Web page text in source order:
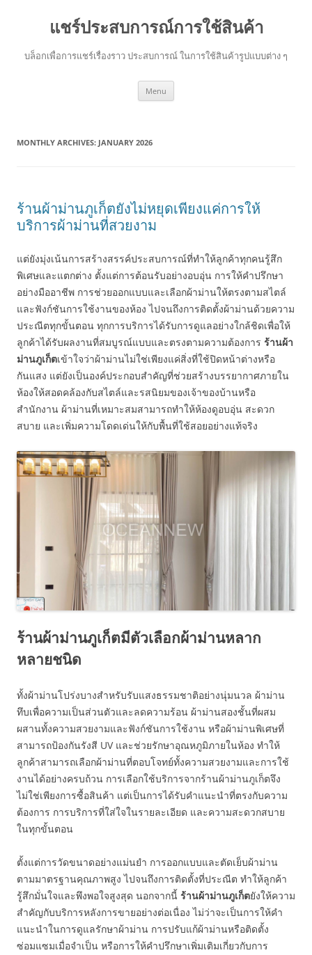
แชร์ประสบการณ์การใช้สินค้า
บล็อกเพื่อการแชร์เรื่องราว ประสบการณ์ ในการใช้สินค้ารูปแบบต่าง ๆ
Menu
MONTHLY ARCHIVES: JANUARY 2026
ร้านผ้าม่านภูเก็ตยังไม่หยุดเพียงแค่การให้
บริการผ้าม่านที่สวยงาม
แต่ยังมุ่งเน้นการสร้างสรรค์ประสบการณ์ที่ทำให้ลูกค้าทุกคนรู้สึก
พิเศษและแตกต่าง ตั้งแต่การต้อนรับอย่างอบอุ่น การให้คำปรึกษา
อย่างมืออาชีพ การช่วยออกแบบและเลือกผ้าม่านให้ตรงตามสไตล์
และฟังก์ชันการใช้งานของห้อง ไปจนถึงการติดตั้งผ้าม่านด้วยความ
ประณีตทุกขั้นตอน ทุกการบริการได้รับการดูแลอย่างใกล้ชิดเพื่อให้
ลูกค้าได้รับผลงานที่สมบูรณ์แบบและตรงตามความต้องการ ร้านผ้า
ม่านภูเก็ตเข้าใจว่าผ้าม่านไม่ใช่เพียงแค่สิ่งที่ใช้ปิดหน้าต่างหรือ
กันแสง แต่ยังเป็นองค์ประกอบสำคัญที่ช่วยสร้างบรรยากาศภายใน
ห้องให้สอดคล้องกับสไตล์และรสนิยมของเจ้าของบ้านหรือ
สำนักงาน ผ้าม่านที่เหมาะสมสามารถทำให้ห้องดูอบอุ่น สะดวก
สบาย และเพิ่มความโดดเด่นให้กับพื้นที่ใช้สอยอย่างแท้จริง
ร้านผ้าม่านภูเก็ตมีตัวเลือกผ้าม่านหลาก
หลายชนิด
ทั้งผ้าม่านโปร่งบางสำหรับรับแสงธรรมชาติอย่างนุ่มนวล ผ้าม่าน
ทึบเพื่อความเป็นส่วนตัวและลดความร้อน ผ้าม่านสองชั้นที่ผสม
ผสานทั้งความสวยงามและฟังก์ชันการใช้งาน หรือผ้าม่านพิเศษที่
สามารถป้องกันรังสี UV และช่วยรักษาอุณหภูมิภายในห้อง ทำให้
ลูกค้าสามารถเลือกผ้าม่านที่ตอบโจทย์ทั้งความสวยงามและการใช้
งานได้อย่างครบถ้วน การเลือกใช้บริการจากร้านผ้าม่านภูเก็ตจึง
ไม่ใช่เพียงการซื้อสินค้า แต่เป็นการได้รับคำแนะนำที่ตรงกับความ
ต้องการ การบริการที่ใส่ใจในรายละเอียด และความสะดวกสบาย
ในทุกขั้นตอน
ตั้งแต่การวัดขนาดอย่างแม่นยำ การออกแบบและตัดเย็บผ้าม่าน
ตามมาตรฐานคุณภาพสูง ไปจนถึงการติดตั้งที่ประณีต ทำให้ลูกค้า
รู้สึกมั่นใจและพึงพอใจสูงสุด นอกจากนี้ ร้านผ้าม่านภูเก็ตยังให้ความ
สำคัญกับบริการหลังการขายอย่างต่อเนื่อง ไม่ว่าจะเป็นการให้คำ
แนะนำในการดูแลรักษาผ้าม่าน การปรับแก้ผ้าม่านหรือติดตั้ง
ซ่อมแซมเมื่อจำเป็น หรือการให้คำปรึกษาเพิ่มเติมเกี่ยวกับการ